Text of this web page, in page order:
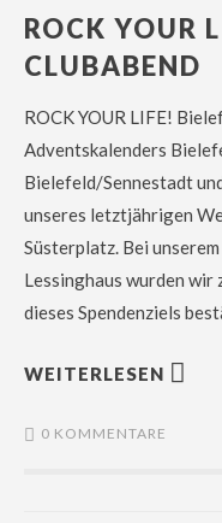
ROCK YOUR
CLUBABEND
ROCK YOUR LIFE!
Adventskalenders
Bielefeld/Sennestadt
unseres letztjährigen
Süsterplatz. Bei
Lessinghaus wurden
dieses Spendenziels
WEITERLESEN
0 KOMMENTARE